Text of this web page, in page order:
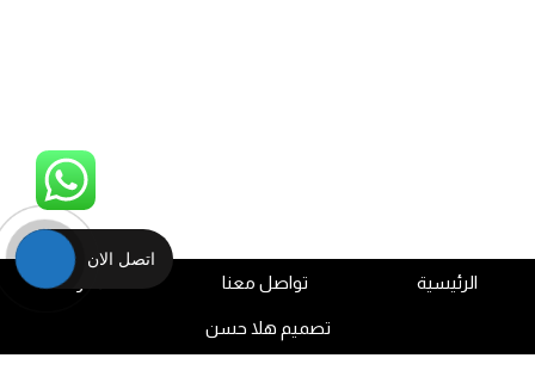
الرئيسية تواصل معنا المدونة
تصميم هلا حسن
اتصل الان